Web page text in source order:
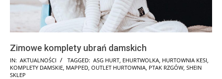
Zimowe komplety ubrań damskich
2025-
02-
IN: AKTUALNOŚCI TAGGED: ASG HURT EHURTWOLKA HURTOWNIA KESI
KOMPLETY DAMSKIE MAPPED OUTLET HURTOWNIA PTAK RZGÓW SHEIN
SKLEP